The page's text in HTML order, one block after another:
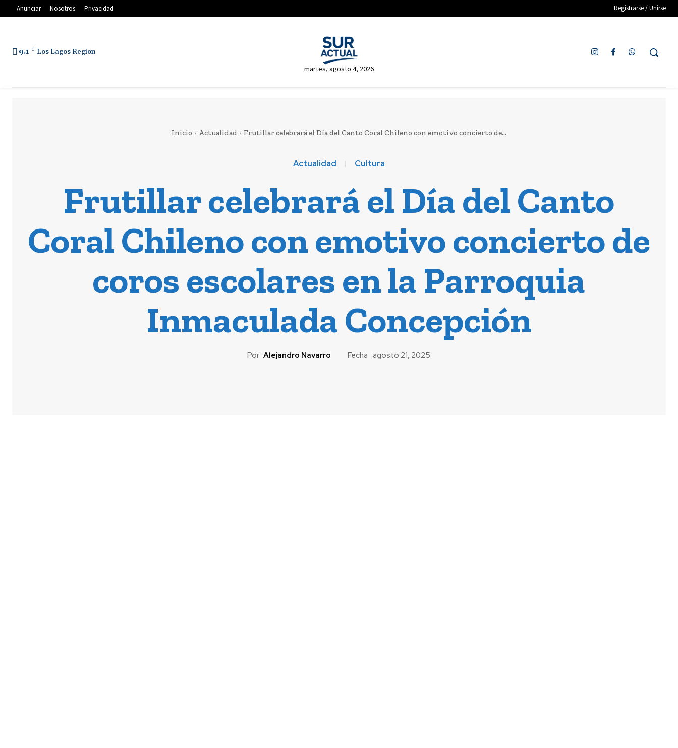
Anunciar Nosotros Privacidad Registrarse / Unirse
9.1 C Los Lagos Region
martes, agosto 4, 2026
Inicio Actualidad Frutillar celebrará el Día del Canto Coral Chileno con emotivo concierto de...
Actualidad Cultura
Frutillar celebrará el Día del Canto
Coral Chileno con emotivo concierto de
coros escolares en la Parroquia
Inmaculada Concepción
Por Alejandro Navarro Fecha agosto 21, 2025